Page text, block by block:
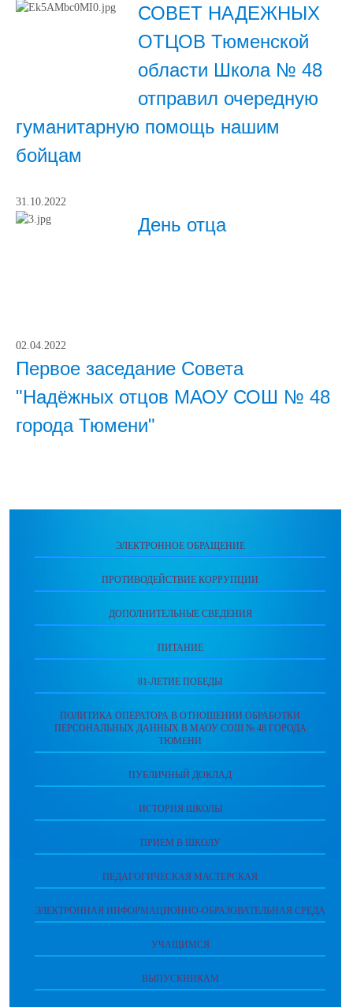
СОВЕТ НАДЕЖНЫХ
ОТЦОВ Тюменской
области Школа № 48
отправил очередную
гуманитарную помощь нашим
бойцам
31.10.2022
День отца
02.04.2022
Первое заседание Совета
"Надёжных отцов МАОУ СОШ № 48
города Тюмени"
ЭЛЕКТРОННОЕ ОБРАЩЕНИЕ
ПРОТИВОДЕЙСТВИЕ КОРРУПЦИИ
ДОПОЛНИТЕЛЬНЫЕ СВЕДЕНИЯ
ПИТАНИЕ
81-ЛЕТИЕ ПОБЕДЫ
ПОЛИТИКА ОПЕРАТОРА В ОТНОШЕНИИ ОБРАБОТКИ
ПЕРСОНАЛЬНЫХ ДАННЫХ В МАОУ СОШ № 48 ГОРОДА
ТЮМЕНИ
ПУБЛИЧНЫЙ ДОКЛАД
ИСТОРИЯ ШКОЛЫ
ПРИЕМ В ШКОЛУ
ПЕДАГОГИЧЕСКАЯ МАСТЕРСКАЯ
ЭЛЕКТРОННАЯ ИНФОРМАЦИОННО-ОБРАЗОВАТЕЛЬНАЯ СРЕДА
УЧАЩИМСЯ
ВЫПУСКНИКАМ